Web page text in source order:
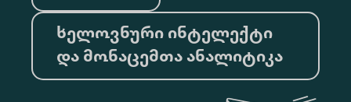
ხელოვნური ინტელექტი
და მონაცემთა ანალიტიკა